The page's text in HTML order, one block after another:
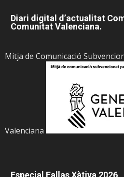
Diari digital d’actualitat
Comunitat Valenciana.
Mitja de Comunicació
Valenciana